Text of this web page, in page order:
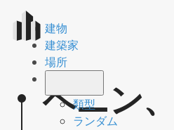
建物
建築家
場所
類型
ランダム
ペニン